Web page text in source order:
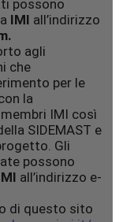
possono
IMI all’indirizzo
agli
che
per le
la
IMI così
SIDEMAST e
Gli
possono
all’indirizzo e-
di questo sito